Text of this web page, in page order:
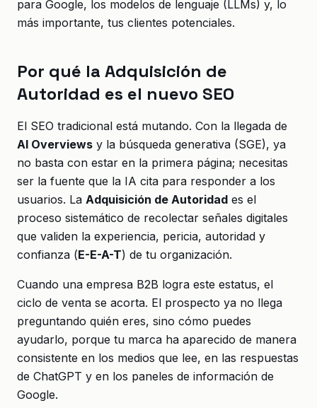
para Google, los modelos de lenguaje (LLMs) y, lo
más importante, tus clientes potenciales.
Por qué la Adquisición de
Autoridad es el nuevo SEO
El SEO tradicional está mutando. Con la llegada de
AI Overviews y la búsqueda generativa (SGE), ya
no basta con estar en la primera página; necesitas
ser la fuente que la IA cita para responder a los
usuarios. La Adquisición de Autoridad es el
proceso sistemático de recolectar señales digitales
que validen la experiencia, pericia, autoridad y
confianza (E-E-A-T) de tu organización.
Cuando una empresa B2B logra este estatus, el
ciclo de venta se acorta. El prospecto ya no llega
preguntando quién eres, sino cómo puedes
ayudarlo, porque tu marca ha aparecido de manera
consistente en los medios que lee, en las respuestas
de ChatGPT y en los paneles de información de
Google.